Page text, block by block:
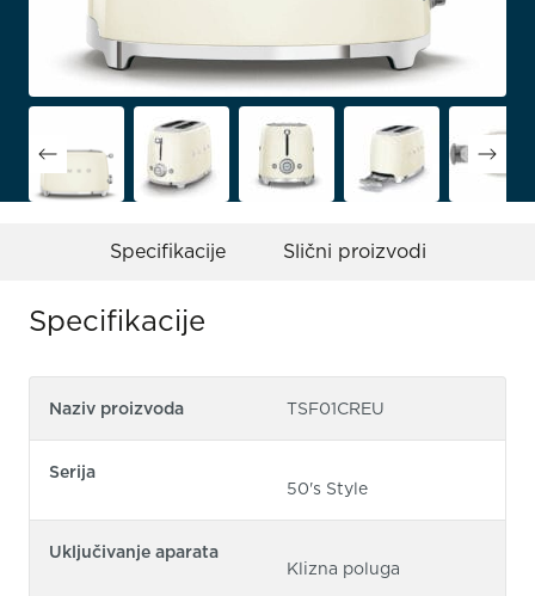
Specifikacije Slični proizvodi
Specifikacije
Naziv proizvoda TSF01CREU
Serija
50's Style
Uključivanje aparata
Klizna poluga